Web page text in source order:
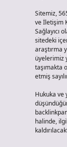
Sitemiz,
ve İletişim
Sağlayıcı
sitedeki
araştırma
üyelerimiz
taşımakta
etmiş
Hukuka ve
halinde,